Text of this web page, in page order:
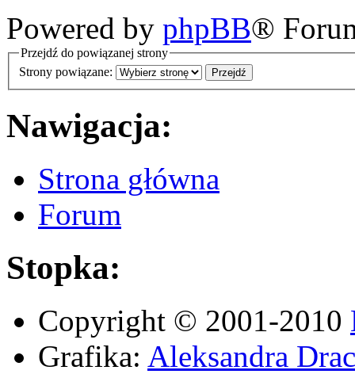
Powered by phpBB®
Przejdź do powiązanej strony
Strony powiązane:
Nawigacja:
Strona główna
Forum
Stopka:
Copyright © 2001-2010
Grafika: Aleksandra